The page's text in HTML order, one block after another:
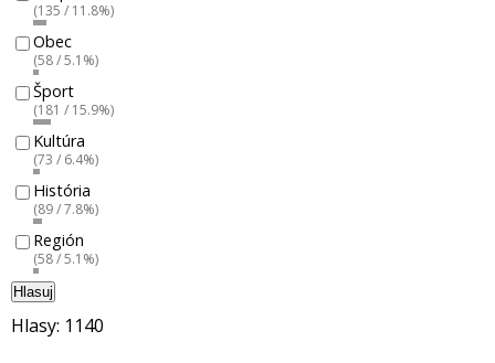
(135 / 11.8%)
Obec
(58 / 5.1%)
Šport
(181 / 15.9%)
Kultúra
(73 / 6.4%)
História
(89 / 7.8%)
Región
(58 / 5.1%)
Hlasuj
Hlasy: 1140